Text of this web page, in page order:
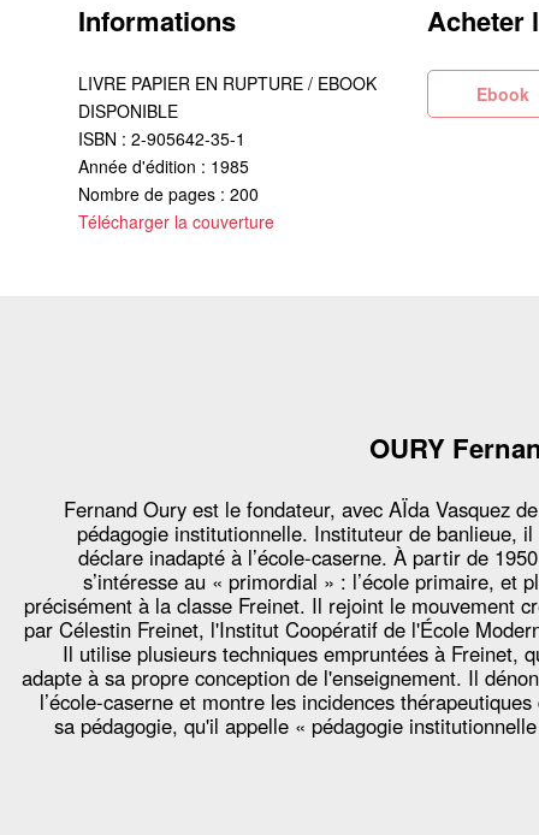
Informations
LIVRE PAPIER EN RUPTURE / EBOOK
DISPONIBLE
ISBN : 2-905642-35-1
Année d'édition : 1985
Nombre de pages : 200
Télécharger la couverture
Acheter
OURY
Fernand Oury est le fondateur, avec AÏda Vasquez
pédagogie institutionnelle. Instituteur de banlieue, il
déclare inadapté à l’école-caserne. À partir de
s’intéresse au « primordial » : l’école primaire, et
précisément à la classe Freinet. Il rejoint le mouvement
par Célestin Freinet, l'Institut Coopératif de l'École
Il utilise plusieurs techniques empruntées à Freinet,
adapte à sa propre conception de l'enseignement. Il
l’école-caserne et montre les incidences thérapeutiques
sa pédagogie, qu'il appelle « pédagogie